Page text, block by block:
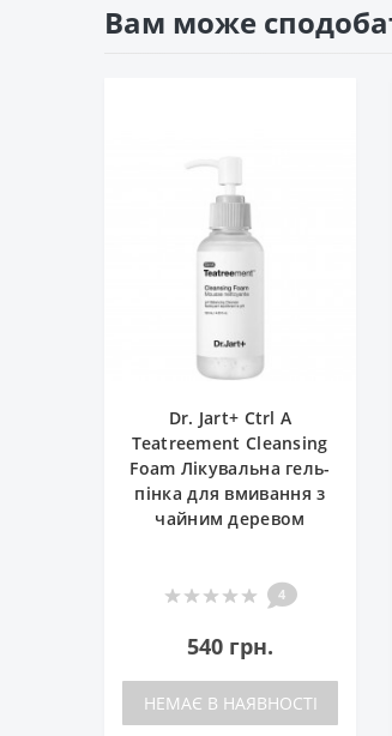
Вам може
Dr. Jart+ Ctrl A
Teatreement Cleansing
Foam Лікувальна гель-
пінка для вмивання з
чайним деревом
4
540 грн.
НЕМАЄ В НАЯВНОСТІ